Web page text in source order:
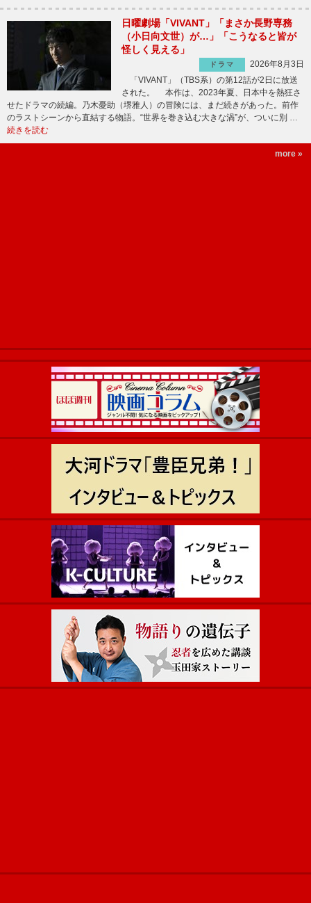
日曜劇場「VIVANT」「まさか長野専務
（小日向文世）が…」「こうなると皆が
怪しく見える」
ドラマ
2026年8月3日
「VIVANT」（TBS系）の第12話が2日に放送
された。 本作は、2023年夏、日本中を熱狂さ
せたドラマの続編。乃木憂助（堺雅人）の冒険には、まだ続きがあった。前作
のラストシーンから直結する物語。“世界を巻き込む大きな渦”が、ついに別 …
続きを読む
more »